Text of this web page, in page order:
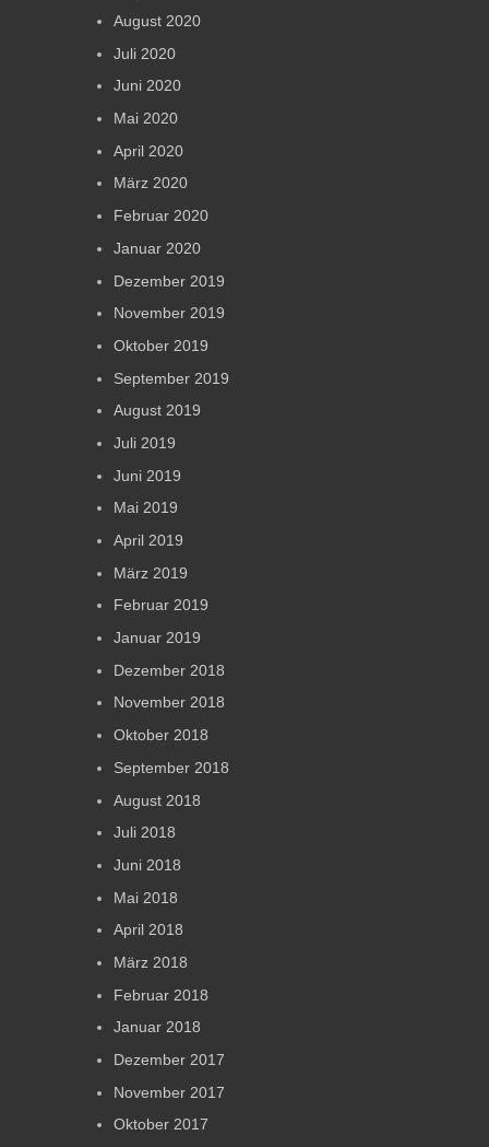
August 2020
Juli 2020
Juni 2020
Mai 2020
April 2020
März 2020
Februar 2020
Januar 2020
Dezember 2019
November 2019
Oktober 2019
September 2019
August 2019
Juli 2019
Juni 2019
Mai 2019
April 2019
März 2019
Februar 2019
Januar 2019
Dezember 2018
November 2018
Oktober 2018
September 2018
August 2018
Juli 2018
Juni 2018
Mai 2018
April 2018
März 2018
Februar 2018
Januar 2018
Dezember 2017
November 2017
Oktober 2017